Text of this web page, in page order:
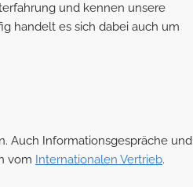
und kennen unsere
handelt es sich dabei auch um
Auch Informationsgespräche und
vom Internationalen Vertrieb.